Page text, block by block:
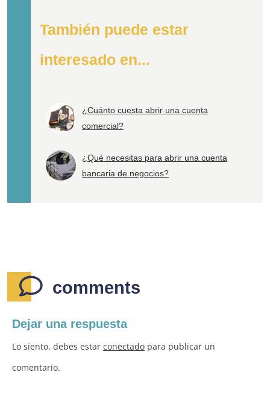
También puede estar
interesado en...
¿Cuánto cuesta abrir una cuenta
comercial?
¿Qué necesitas para abrir una cuenta
bancaria de negocios?
comments
Dejar una respuesta
Lo siento, debes estar conectado para publicar un
comentario.